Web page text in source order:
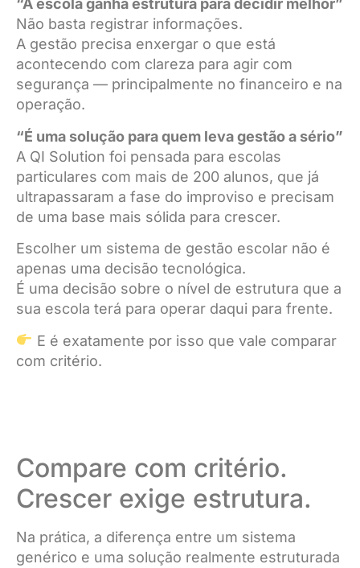
“A escola ganha estrutura para decidir melhor”
Não basta registrar informações.
A gestão precisa enxergar o que está
acontecendo com clareza para agir com
segurança — principalmente no financeiro e na
operação.
“É uma solução para quem leva gestão a sério”
A QI Solution foi pensada para escolas
particulares com mais de 200 alunos, que já
ultrapassaram a fase do improviso e precisam
de uma base mais sólida para crescer.
Escolher um sistema de gestão escolar não é
apenas uma decisão tecnológica.
É uma decisão sobre o nível de estrutura que a
sua escola terá para operar daqui para frente.
E é exatamente por isso que vale comparar
com critério.
Compare com critério.
Crescer exige estrutura.
Na prática, a diferença entre um sistema
genérico e uma solução realmente estruturada